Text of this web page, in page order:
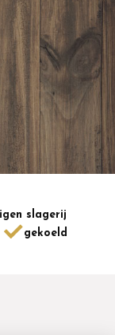
slagerij
gekoeld